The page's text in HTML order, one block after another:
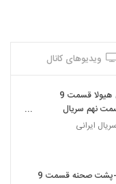
ویدیوهای کانال
دانلود سریال هیولا قسمت 9
نهم سریال
ایرانی
پشت صحنه قسمت 9